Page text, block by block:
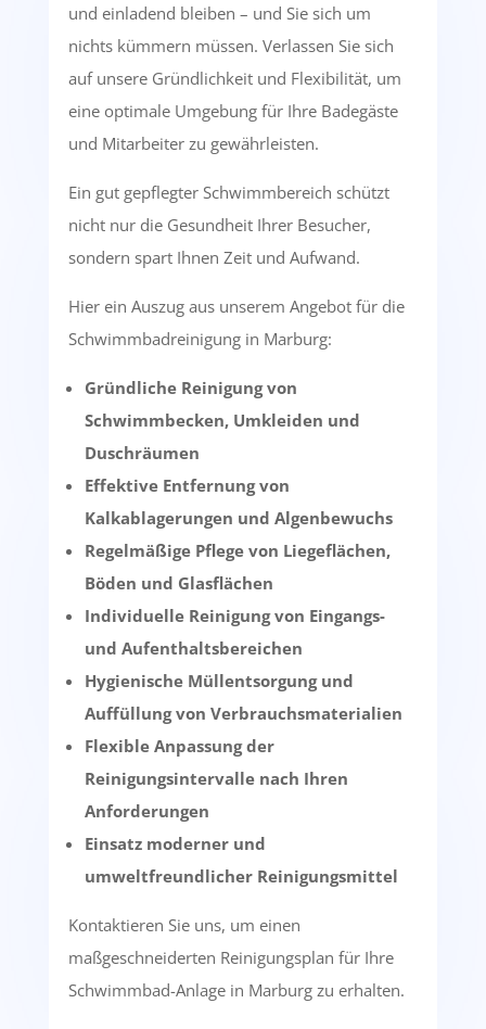
und einladend bleiben – und Sie sich um
nichts kümmern müssen. Verlassen Sie sich
auf unsere Gründlichkeit und Flexibilität, um
eine optimale Umgebung für Ihre Badegäste
und Mitarbeiter zu gewährleisten.
Ein gut gepflegter Schwimmbereich schützt
nicht nur die Gesundheit Ihrer Besucher,
sondern spart Ihnen Zeit und Aufwand.
Hier ein Auszug aus unserem Angebot für die
Schwimmbadreinigung in Marburg:
Gründliche Reinigung von
Schwimmbecken, Umkleiden und
Duschräumen
Effektive Entfernung von
Kalkablagerungen und Algenbewuchs
Regelmäßige Pflege von Liegeflächen,
Böden und Glasflächen
Individuelle Reinigung von Eingangs-
und Aufenthaltsbereichen
Hygienische Müllentsorgung und
Auffüllung von Verbrauchsmaterialien
Flexible Anpassung der
Reinigungsintervalle nach Ihren
Anforderungen
Einsatz moderner und
umweltfreundlicher Reinigungsmittel
Kontaktieren Sie uns, um einen
maßgeschneiderten Reinigungsplan für Ihre
Schwimmbad-Anlage in Marburg zu erhalten.